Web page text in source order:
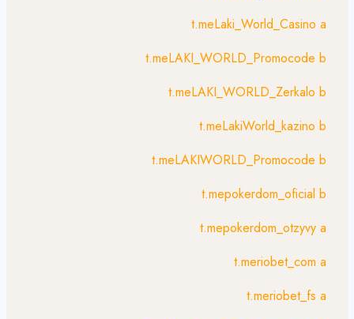
t.meLaki_World_Casino a
t.meLAKI_WORLD_Promocode b
t.meLAKI_WORLD_Zerkalo b
t.meLakiWorld_kazino b
t.meLAKIWORLD_Promocode b
t.mepokerdom_oficial b
t.mepokerdom_otzyvy a
t.meriobet_com a
t.meriobet_fs a